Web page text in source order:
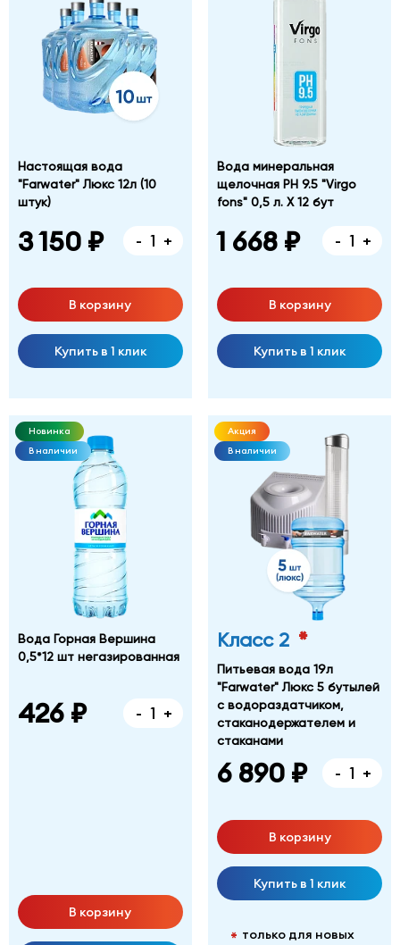
Настоящая вода
"Farwater" Люкс 12л (10
штук)
3 150 ₽ - +
В корзину
Купить в 1 клик
Вода минеральная
щелочная PH 9.5 "Virgo
fons" 0,5 л. Х 12 бут
1 668 ₽ - +
В корзину
Купить в 1 клик
Новинка
В наличии
Вода Горная Вершина
0,5*12 шт негазированная
426 ₽ - +
В корзину
Акция
В наличии
Класс 2 *
Питьевая вода 19л
"Farwater" Люкс 5 бутылей
с водораздатчиком,
стаканодержателем и
стаканами
6 890 ₽ - +
В корзину
Купить в 1 клик
только для новых